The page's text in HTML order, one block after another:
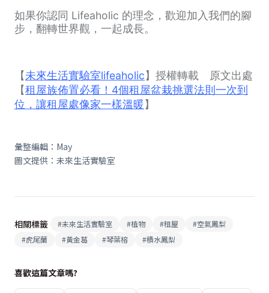
如果你認同 Lifeaholic 的理念，歡迎加入我們的腳
步，翻轉世界觀，一起成長。
【未來生活實驗室lifeaholic】授權轉載 原文出處
【租屋族佈置必看！4個租屋盆栽挑選法則一次到
位，讓租屋處像家一樣溫暖】
彙整編輯：May
圖文提供：未來生活實驗室
相關標籤 #未來生活實驗室 #植物 #租屋 #空氣鳳梨
#虎尾蘭 #黃金葛 #琴葉榕 #積水鳳梨
喜歡這篇文章嗎?